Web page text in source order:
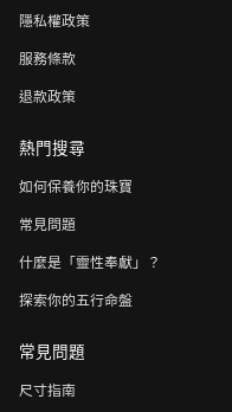
隱私權政策
服務條款
退款政策
熱門搜尋
如何保養你的珠寶
常見問題
什麼是「靈性奉獻」？
探索你的五行命盤
常見問題
尺寸指南